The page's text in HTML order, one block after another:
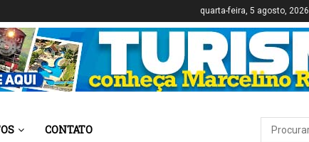
quarta-feira, 5 agosto, 2026
CONTATO